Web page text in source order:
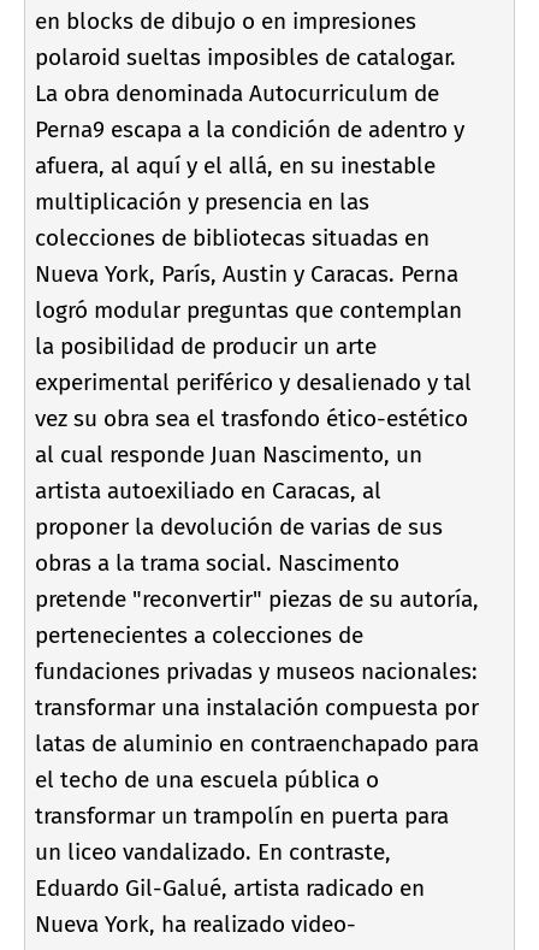
en blocks de dibujo o en impresiones
polaroid sueltas imposibles de catalogar.
La obra denominada Autocurriculum de
Perna9 escapa a la condición de adentro y
afuera, al aquí­ y el allá, en su inestable
multiplicación y presencia en las
colecciones de bibliotecas situadas en
Nueva York, Parí­s, Austin y Caracas. Perna
logró modular preguntas que contemplan
la posibilidad de producir un arte
experimental periférico y desalienado y tal
vez su obra sea el trasfondo ético-estético
al cual responde Juan Nascimento, un
artista autoexiliado en Caracas, al
proponer la devolución de varias de sus
obras a la trama social. Nascimento
pretende "reconvertir" piezas de su autorí­a,
pertenecientes a colecciones de
fundaciones privadas y museos nacionales:
transformar una instalación compuesta por
latas de aluminio en contraenchapado para
el techo de una escuela pública o
transformar un trampolí­n en puerta para
un liceo vandalizado. En contraste,
Eduardo Gil-Galué, artista radicado en
Nueva York, ha realizado video-